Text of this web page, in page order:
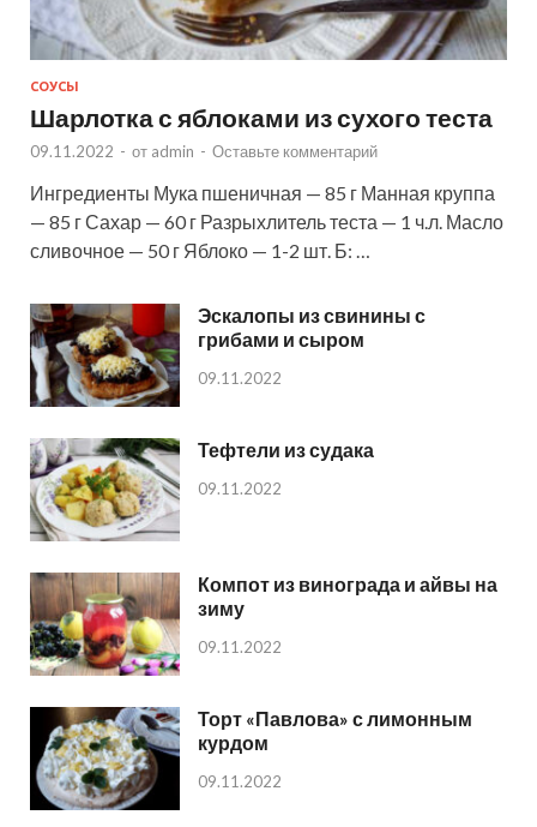
СОУСЫ
Шарлотка с яблоками из сухого теста
09.11.2022 - от admin - Оставьте комментарий
Ингредиенты Мука пшеничная — 85 г Манная круппа
— 85 г Сахар — 60 г Разрыхлитель теста — 1 ч.л. Масло
сливочное — 50 г Яблоко — 1-2 шт. Б: …
Эскалопы из свинины с
грибами и сыром
09.11.2022
Тефтели из судака
09.11.2022
Компот из винограда и айвы на
зиму
09.11.2022
Торт «Павлова» с лимонным
курдом
09.11.2022